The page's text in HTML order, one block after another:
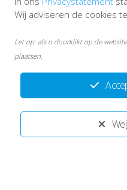
Wij adviseren de cookies
Let op: als u doorklikt op de
plaatsen.